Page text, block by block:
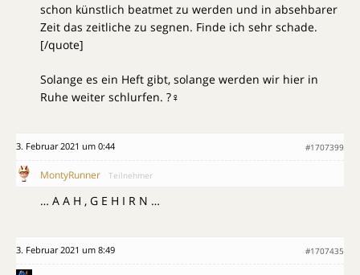
schon künstlich beatmet zu werden und in absehbarer
Zeit das zeitliche zu segnen. Finde ich sehr schade.
[/quote]
Solange es ein Heft gibt, solange werden wir hier in
Ruhe weiter schlurfen. ?‍♀️
3. Februar 2021 um 0:44 #1707399
MontyRunner Teilnehmer
… A A H , G E H I R N …
3. Februar 2021 um 8:49 #1707435